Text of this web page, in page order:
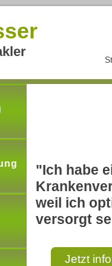
"Ich habe
weil ich
versorgt
Jetzt